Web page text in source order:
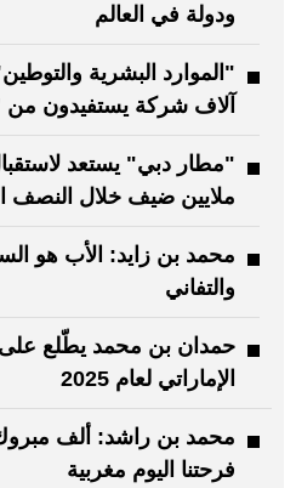
ودولة في العالم
آلاف شركة يستفيدون من
ملايين ضيف خلال النصف
محمد بن زايد: الأب هو
والتفاني
حمدان بن محمد يطّلع على
الإماراتي لعام 2025
محمد بن راشد: ألف
فرحتنا اليوم مغربية